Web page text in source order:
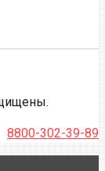
8800-302-39-89